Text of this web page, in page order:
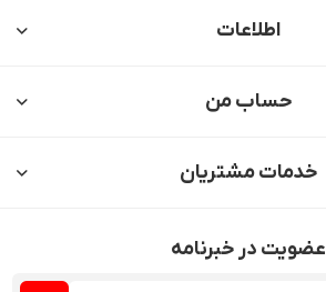
اطلاعات
حساب من
خدمات مشتریان
عضویت در خبرنامه